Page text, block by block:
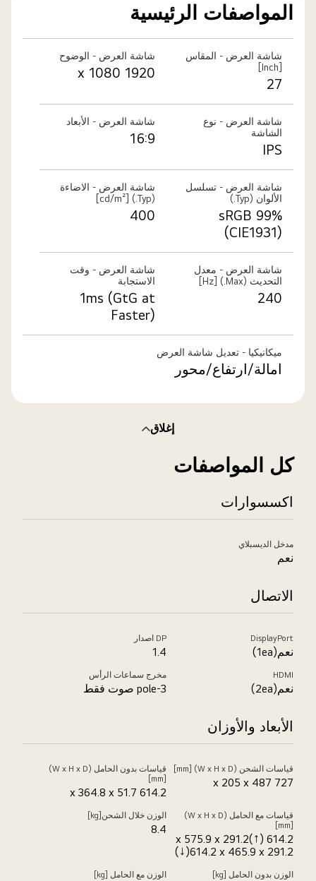
المواصفات الرئيسية
شاشة العرض - المقاس
27
شاشة العرض - الوضوح
1920 x 1080
شاشة العرض - نوع
الشاشة
IPS
شاشة العرض - الأبعاد
16:9
شاشة العرض - تسلسل
الألوان (Typ.)
sRGB 99%
(CIE1931)
شاشة العرض - الاضاءة
(Typ.) [cd/m²]
400
شاشة العرض - معدل
التحديث (Max.) [Hz]
240
شاشة العرض - وقت
الاستجابة
1ms (GtG at
Faster)
ميكانيكيا - تعديل شاشة العرض
امالة/ارتفاع/محور
إغلاق
كل المواصفات
اكسسوارات
مدخل الديسبلاي
نعم
الاتصال
DisplayPort
نعم(1ea)
DP اصدار
1.4
HDMI
نعم(2ea)
مخرج سماعات الرأس
3-pole صوت فقط
الأبعاد والأوزان
قياسات الشحن (W x H x D) [mm]
727 x 205 x 487
قياسات بدون الحامل (W x H x D)
614.2 x 364.8 x 51.7
قياسات مع الحامل (W x H x D)
614.2 x 575.9 x 291.2(↑)
614.2 x 465.9 x 291.2(↓)
الوزن خلال الشحن[kg]
8.4
الوزن بدون الحامل [kg] الوزن مع الحامل [kg]